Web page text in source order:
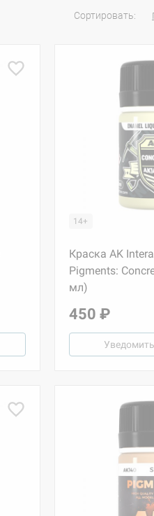
Сортировать:
14+
Краска AK
Pigments:
мл)
450 ₽